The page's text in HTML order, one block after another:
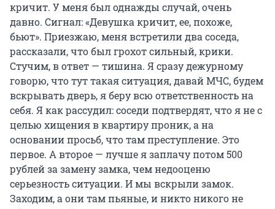
кричит. У меня был однажды случай, очень
давно. Сигнал: «Девушка кричит, ее, похоже,
бьют». Приезжаю, меня встретили два соседа,
рассказали, что был грохот сильный, крики.
Стучим, в ответ — тишина. Я сразу дежурному
говорю, что тут такая ситуация, давай МЧС, будем
вскрывать дверь, я беру всю ответственность на
себя. Я как рассудил: соседи подтвердят, что я не с
целью хищения в квартиру проник, а на
основании просьб, что там преступление. Это
первое. А второе — лучше я заплачу потом 500
рублей за замену замка, чем недооценю
серьезность ситуации. И мы вскрыли замок.
Заходим, а они там пьяные, и никто никого не